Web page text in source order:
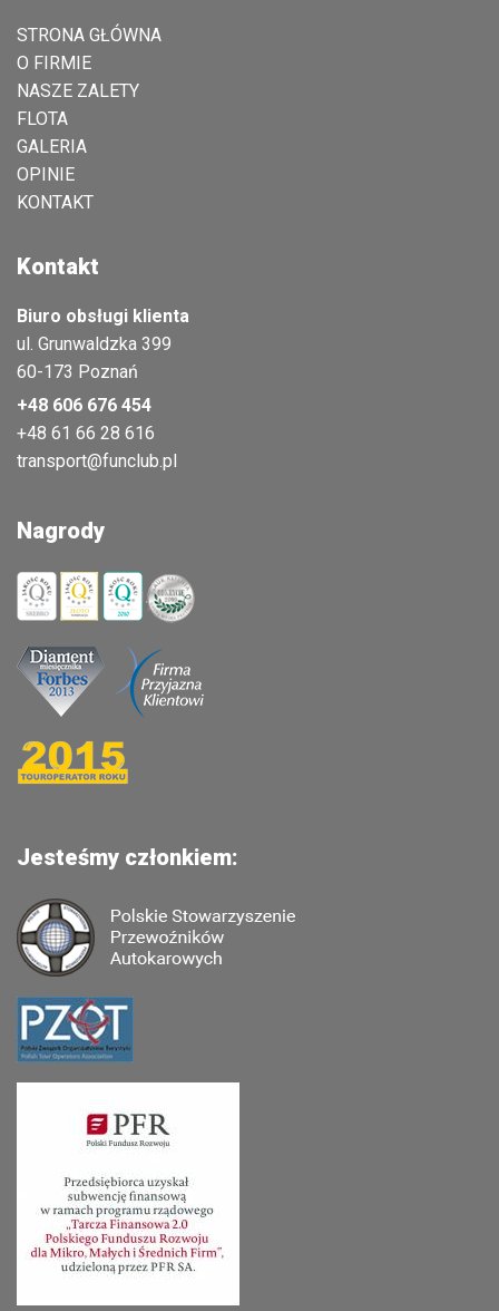
STRONA GŁÓWNA
O FIRMIE
NASZE ZALETY
FLOTA
GALERIA
OPINIE
KONTAKT
Kontakt
Biuro obsługi klienta
ul. Grunwaldzka 399
60-173 Poznań
+48 606 676 454
+48 61 66 28 616
transport@funclub.pl
Nagrody
Jesteśmy członkiem: